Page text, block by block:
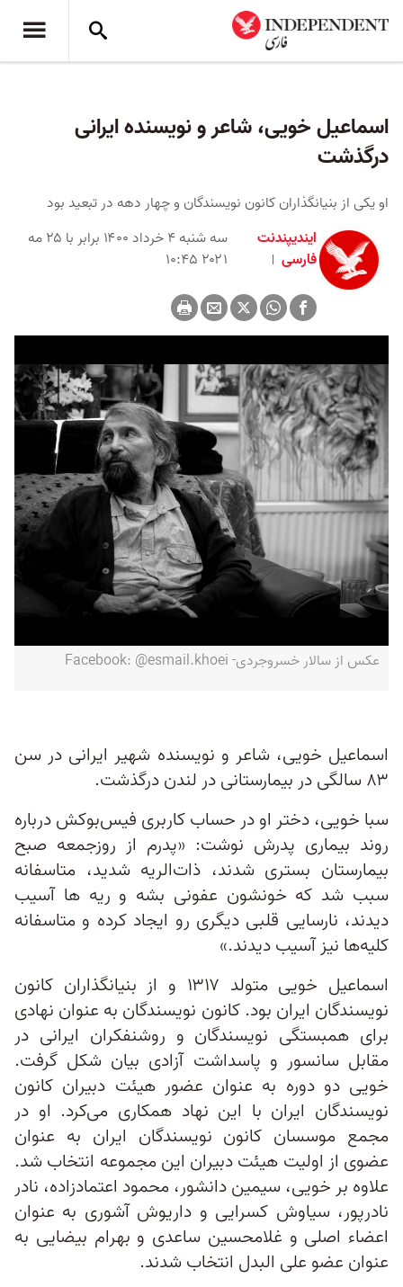
اسماعیل خویی، شاعر و نویسنده ایرانی
درگذشت
او یکی از بنیانگذاران کانون نویسندگان و چهار دهه در تبعید بود
ایندیپندنت
فارسی
سه شنبه ۴ خرداد ۱۴۰۰ برابر با ۲۵ مه
۲۰۲۱ ۱۰:۴۵
عكس از سالار خسروجردی- Facebook: @esmail.khoei
اسماعیل خویی، شاعر و نویسنده شهیر ایرانی در سن
۸۳ سالگی در بیمارستانی در لندن درگذشت.
سبا خویی، دختر او در حساب کاربری فیس‌بوکش درباره
روند بیماری پدرش نوشت: «پدرم از روزجمعه صبح
بیمارستان بستری شدند، ذات‌الریه شدید، متاسفانه
سبب شد که خونشون عفونی بشه و ریه ها آسیب
دیدند، نارسایی قلبی دیگری رو ایجاد کرده و متاسفانه
کلیه‌ها نیز آسیب دیدند.»
اسماعیل خویی متولد ۱۳۱۷ و از بنیانگذاران کانون
نویسندگان ایران بود. کانون نویسندگان به عنوان نهادی
برای همبستگی نویسندگان و روشنفکران ایرانی در
مقابل سانسور و پاسداشت آزادی بیان شکل گرفت.
خویی دو دوره به عنوان عضور هیئت دبیران کانون
نویسندگان ایران با این نهاد همکاری می‌کرد. او در
مجمع موسسان کانون نویسندگان ایران به عنوان
عضوی از اولیت هیئت دبیران این مجموعه انتخاب شد.
علاوه بر خویی، سیمین دانشور، محمود اعتماد‌زاده، نادر
نادرپور، سیاوش کسرایی و داریوش آشوری به عنوان
اعضاء اصلی و غلامحسین ساعدی و بهرام بیضایی به
عنوان عضو علی البدل انتخاب شدند.